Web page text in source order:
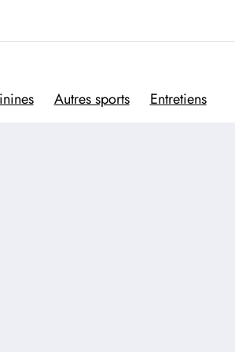
Autres sports Entretiens